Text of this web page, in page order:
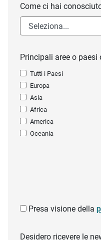
Come ci hai
Principali aree o
Tutti i Paesi
Europa
Asia
Africa
America
Oceania
Presa visione della
Desidero ricevere le